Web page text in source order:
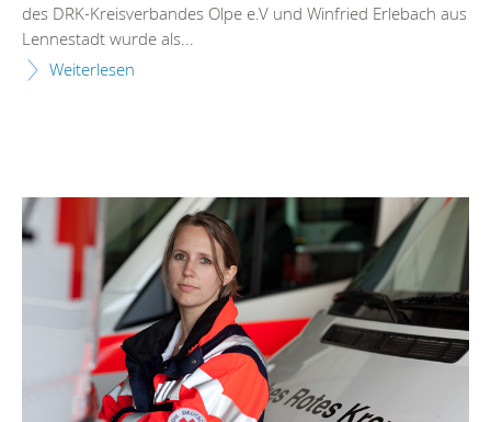
des DRK-Kreisverbandes Olpe e.V und Winfried Erlebach aus
Lennestadt wurde als...
Weiterlesen